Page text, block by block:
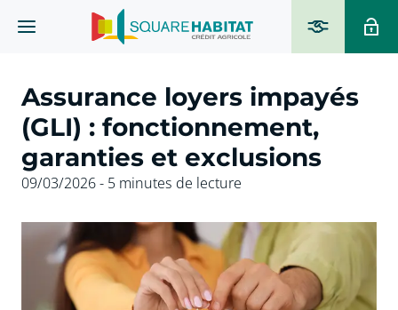
Assurance loyers impayés
(GLI) : fonctionnement,
garanties et exclusions
09/03/2026 - 5 minutes de lecture